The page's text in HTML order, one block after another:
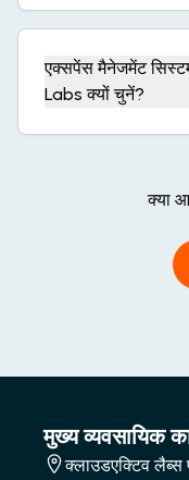
एक्सपेंस मैनेजमेंट
Labs क्यों चुनें?
क्या
मुख्य व्यवसायिक
क्लाउडएक्टिव लैब्स